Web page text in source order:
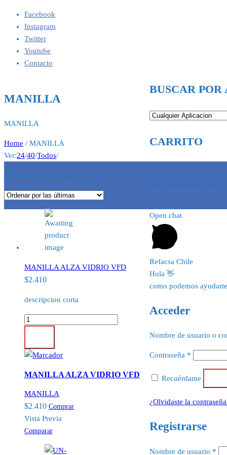
Facebook
Instagram
Twitter
Youtube
Contacto
MANILLA
MANILLA
Home / MANILLA
Ver:24/40/Todos/
Mostrando 2 resultados
los
últimos
MANILLA ALZA VIDRIO VFD
$2.410
descripcion corta
MANILLA
VFD
MANILLA ALZA VIDRIO VFD
MANILLA
$2.410 Comprar
Vista Previa
Comparar
BUSCAR
CARRITO
Sitio Desarrollado por
Open chat
Refacsa Chile
Hola 👋
como podemos
Acceder
Nombre de usuario o
Contraseña *
Recuérdame
¿Olvidaste la
Registrarse
Nombre de usuario *